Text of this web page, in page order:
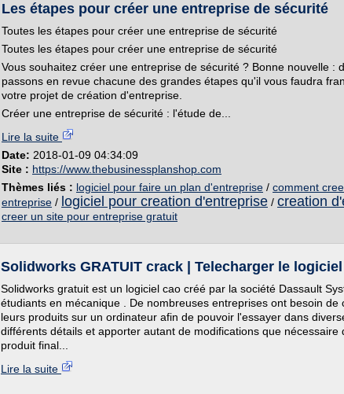
Les étapes pour créer une entreprise de sécurité
Toutes les étapes pour créer une entreprise de sécurité
Toutes les étapes pour créer une entreprise de sécurité
Vous souhaitez créer une entreprise de sécurité ? Bonne nouvelle :
passons en revue chacune des grandes étapes qu'il vous faudra
votre projet de création d'entreprise.
Créer une entreprise de sécurité : l'étude de...
Lire la suite
Date: 2018-01-09 04:34:09
Site : https://www.thebusinessplanshop.com
Thèmes liés : logiciel pour faire un plan d'entreprise / comment
entreprise / logiciel pour creation d'entreprise / creation
creer un site pour entreprise gratuit
Solidworks GRATUIT crack | Telecharger le logiciel
Solidworks gratuit est un logiciel cao créé par la société Dassault
étudiants en mécanique . De nombreuses entreprises ont besoin de
leurs produits sur un ordinateur afin de pouvoir l'essayer dans
différents détails et apporter autant de modifications que nécessaire
produit final...
Lire la suite